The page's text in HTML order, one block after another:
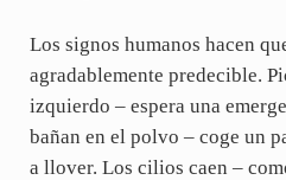
Los signos humanos hacen
agradablemente predecible.
izquierdo – espera una
bañan en el polvo – coge un
a llover. Los cilios caen –